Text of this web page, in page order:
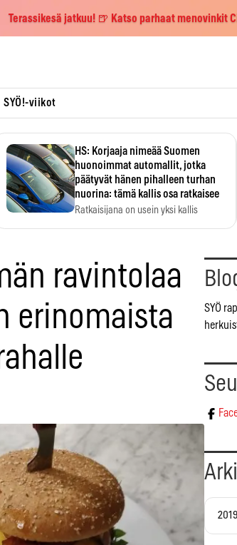
Terassikesä jatkuu! 🍺 Katso parhaat menovinkit
SYÖ!-viikot
HS: Korjaaja nimeää Suomen
huonoimmat automallit, jotka
päätyvät hänen pihalleen turhan
nuorina: tämä kallis osa ratkaisee
Ratkaisijana on usein yksi kallis
ravintolaa
erinomaista
SYÖ
2019